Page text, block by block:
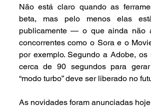
Não está claro quando as
beta, mas pelo menos elas
publicamente — o que ainda não
concorrentes como o Sora e o
por exemplo. Segundo a Adobe, os
cerca de 90 segundos para
“modo turbo” deve ser liberado no
As novidades foram anunciadas